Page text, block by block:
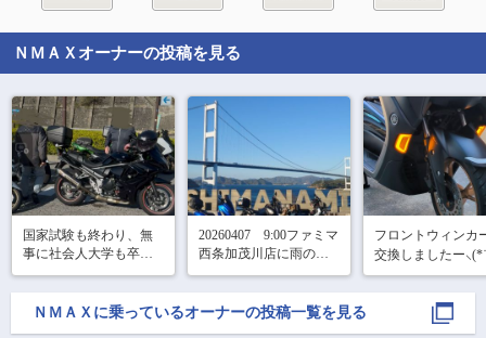
ＮＭＡＸ オーナーの投稿を見る
国家試験も終わり、無
事に社会人大学も卒業
して、久々に昨日会社
の方々とツーリングし
てきました！佐久平の
20260407　9:00ファミマ
西条加茂川店に雨の中
集合
10:00 サンライズ糸山で
フロントウィンカ
交換しましたー
˙*)⸝
動画が載せれない
で、オープニング
が見てもらえない
ＮＭＡＸ に乗っているオーナーの投稿一覧を見る